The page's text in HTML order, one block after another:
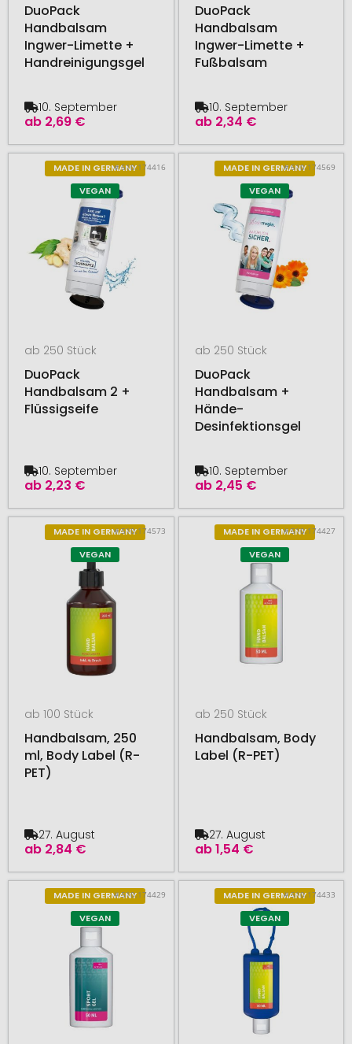
DuoPack
Handbalsam
Ingwer-Limette +
Handreinigungsgel
ab 2,69 €
10. September
DuoPack
Handbalsam
Ingwer-Limette +
Fußbalsam
ab 2,34 €
10. September
MADE IN GERMANY
VEGAN
# 510.174416
ab 250 Stück
DuoPack
Handbalsam 2 +
Flüssigseife
ab 2,23 €
10. September
MADE IN GERMANY
VEGAN
# 510.174569
ab 250 Stück
DuoPack
Handbalsam +
Hände-
Desinfektionsgel
ab 2,45 €
10. September
MADE IN GERMANY
VEGAN
# 510.174573
ab 100 Stück
Handbalsam, 250
ml, Body Label (R-
PET)
ab 2,84 €
27. August
MADE IN GERMANY
VEGAN
# 510.174427
ab 250 Stück
Handbalsam, Body
Label (R-PET)
ab1,54 €
27. August
MADE IN GERMANY
VEGAN
# 510.174429
MADE IN GERMANY
VEGAN
# 510.174433